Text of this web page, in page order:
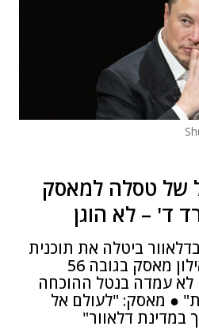
של טסלה למאסק
ביטלה את תוכנית
התגמול של טסלה לאילון מאסק בגובה 56
לא עמדה בנטל ההוכחה
● מאסק: "לעולם אל
דלאוור"